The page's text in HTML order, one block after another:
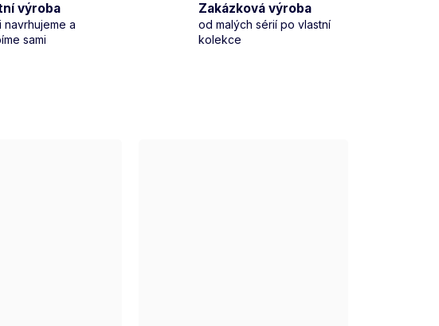
výroba
navrhujeme a
sami
Zakázková výroba
od malých sérií po vlastní
kolekce